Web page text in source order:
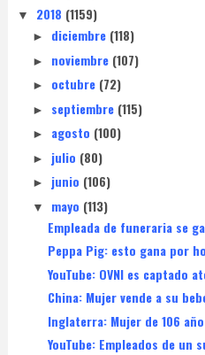
▼ 2018 (1159)
► diciembre (118)
► noviembre (107)
► octubre (72)
► septiembre (115)
► agosto (100)
► julio (80)
► junio (106)
▼ mayo (113)
Empleada de funeraria se
Peppa Pig: esto gana por
YouTube: OVNI es captado
China: Mujer vende a su
Inglaterra: Mujer de 106
YouTube: Empleados de